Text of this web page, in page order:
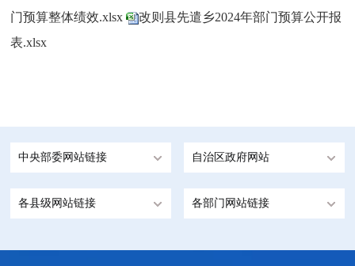
门预算整体绩效.xlsx
改则县先遣乡2024年部门预算公开报
表.xlsx
中央部委网站链接 自治区政府网站
各县级网站链接 各部门网站链接